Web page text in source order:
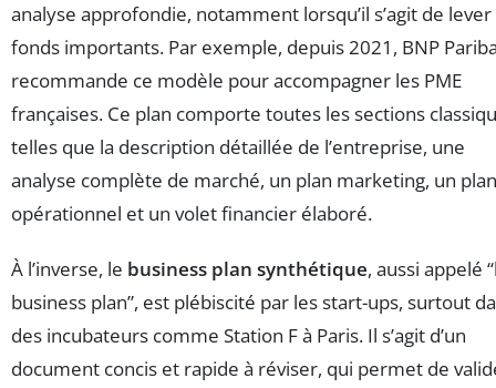
analyse approfondie, notamment lorsqu’il s’agit de
fonds importants. Par exemple, depuis 2021, BNP
recommande ce modèle pour accompagner les PME
françaises. Ce plan comporte toutes les sections
telles que la description détaillée de l’entreprise, une
analyse complète de marché, un plan marketing, un plan
opérationnel et un volet financier élaboré.
À l’inverse, le business plan synthétique, aussi appelé
business plan”, est plébiscité par les start-ups, surtout
des incubateurs comme Station F à Paris. Il s’agit d’un
document concis et rapide à réviser, qui permet de